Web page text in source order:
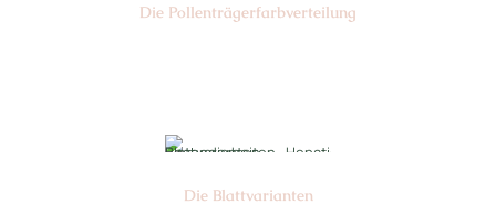
Die Pollen­trägerfarb­verteilung
Die Blattvarianten